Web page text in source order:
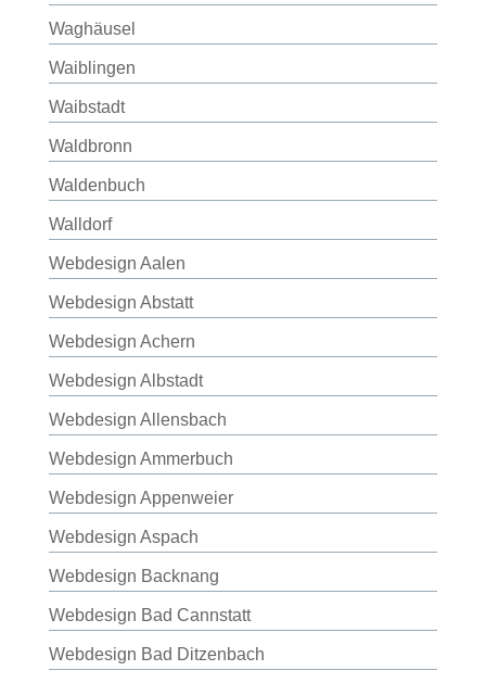
Waghäusel
Waiblingen
Waibstadt
Waldbronn
Waldenbuch
Walldorf
Webdesign Aalen
Webdesign Abstatt
Webdesign Achern
Webdesign Albstadt
Webdesign Allensbach
Webdesign Ammerbuch
Webdesign Appenweier
Webdesign Aspach
Webdesign Backnang
Webdesign Bad Cannstatt
Webdesign Bad Ditzenbach